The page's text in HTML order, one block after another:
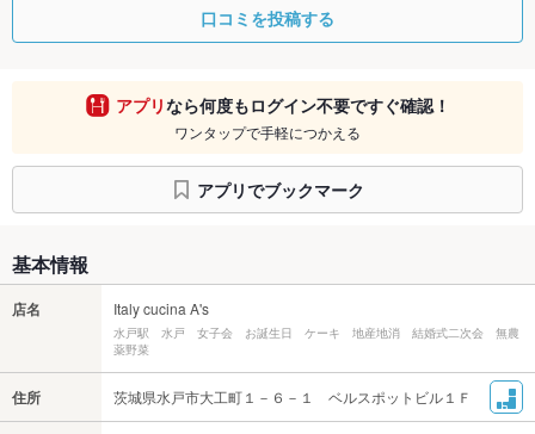
口コミを投稿する
アプリなら何度もログイン不要ですぐ確認！
ワンタップで手軽につかえる
アプリでブックマーク
基本情報
店名 Italy cucina A's
水戸駅 水戸 女子会 お誕生日 ケーキ 地産地消 結婚式二次会 無農
薬野菜
住所 茨城県水戸市大工町１－６－１ ベルスポットビル１Ｆ